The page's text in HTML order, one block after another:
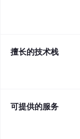
擅长的技术栈
可提供的服务